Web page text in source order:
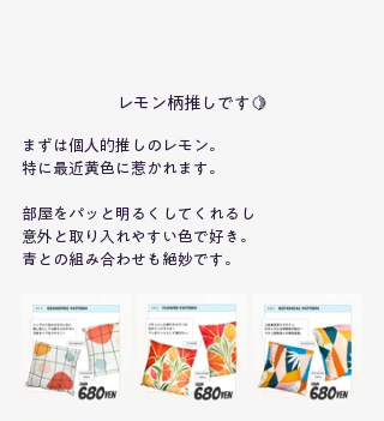
レモン柄推しです🍋
まずは個人的推しのレモン。
特に最近黄色に惹かれます。
部屋をパッと明るくしてくれるし
意外と取り入れやすい色で好き。
青との組み合わせも絶妙です。